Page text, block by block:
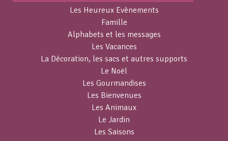
Les Heureux Evènements
Famille
Alphabets et les messages
Les Vacances
La Décoration, les sacs et autres supports
Le Noël
Les Gourmandises
Les Bienvenues
Les Animaux
Le Jardin
Les Saisons